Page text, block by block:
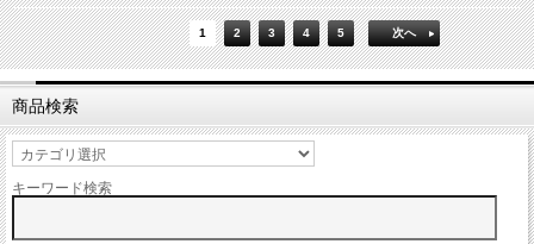
1 2 3 4 5 次へ
商品検索
キーワード検索